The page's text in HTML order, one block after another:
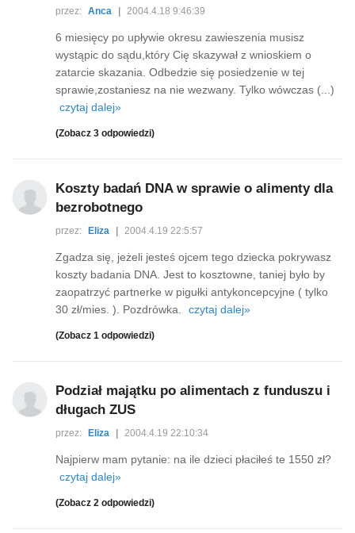
przez: Anca 2004.4.18 9:46:39
6 miesięcy po upływie okresu zawieszenia musisz
wystąpic do sądu,który Cię skazywał z wnioskiem o
zatarcie skazania. Odbedzie się posiedzenie w tej
sprawie,zostaniesz na nie wezwany. Tylko wówczas (...)
czytaj dalej»
(Zobacz 3 odpowiedzi)
Koszty badań DNA w sprawie o alimenty dla
bezrobotnego
przez: Eliza 2004.4.19 22:5:57
Zgadza się, jeżeli jesteś ojcem tego dziecka pokrywasz
koszty badania DNA. Jest to kosztowne, taniej było by
zaopatrzyć partnerke w pigułki antykoncepcyjne ( tylko
30 zł/mies. ). Pozdrówka.
czytaj dalej»
(Zobacz 1 odpowiedzi)
Podział majątku po alimentach z funduszu i
długach ZUS
przez: Eliza 2004.4.19 22:10:34
Najpierw mam pytanie: na ile dzieci płaciłeś te 1550 zł?
czytaj dalej»
(Zobacz 2 odpowiedzi)